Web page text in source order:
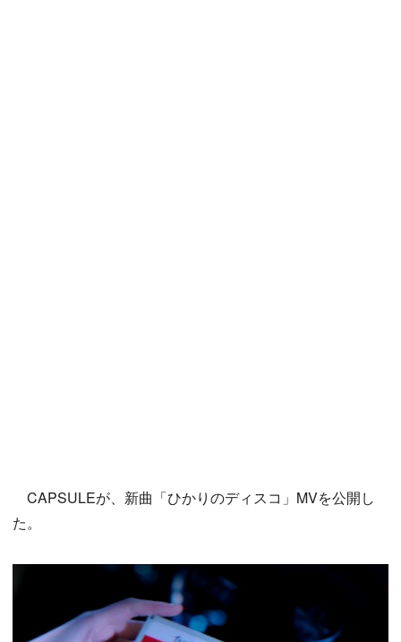
CAPSULEが、新曲「ひかりのディスコ」MVを公開し
た。